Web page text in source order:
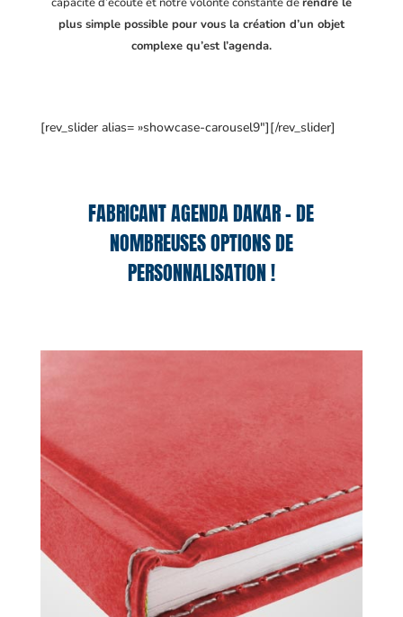
plus simple possible pour vous la création d’un objet
complexe qu’est l’agenda.
[rev_slider alias= »showcase-carousel9″][/rev_slider]
FABRICANT AGENDA DAKAR – DE
NOMBREUSES OPTIONS DE
PERSONNALISATION !